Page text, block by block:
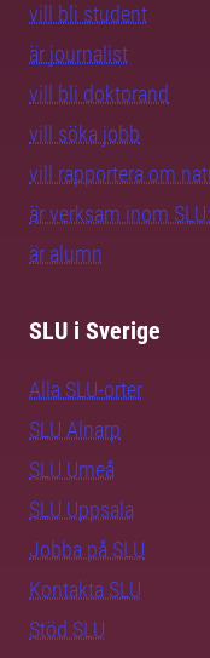
vill bli student
är journalist
vill bli doktorand
vill söka jobb
vill rapportera om
är verksam inom
är alumn
SLU i Sverige
Alla SLU-orter
SLU Alnarp
SLU Umeå
SLU Uppsala
Jobba på SLU
Kontakta SLU
Stöd SLU